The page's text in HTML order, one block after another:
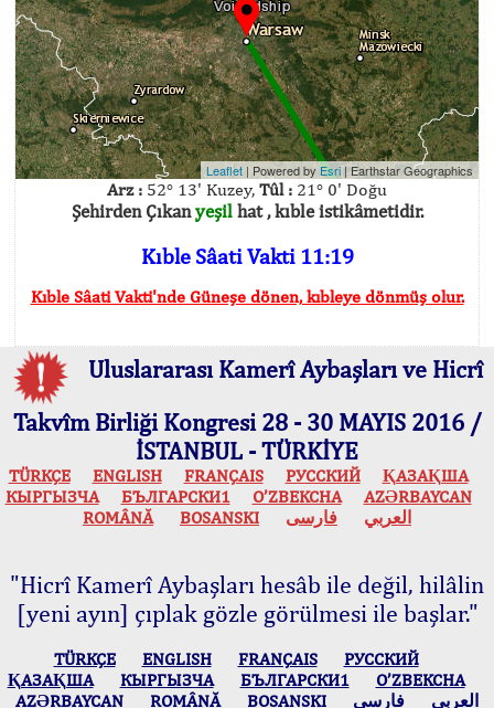
Leaflet | Powered byEsri|Earthstar Geographics
Arz : 52° 13' Kuzey, Tûl : 21° 0' Doğu
Şehirden Çıkanyeşilhat , kıble istikâmetidir.
Kıble Sâati Vakti 11:19
Kıble Sâati Vakti'nde Güneşe dönen, kıbleye dönmüş olur.
Uluslararası Kamerî Aybaşları ve Hicrî
Takvîm Birliği Kongresi 28 - 30 MAYIS 2016 /
İSTANBUL - TÜRKİYE
TÜRKÇE ENGLISH FRANÇAIS РУССКИЙ
ҚАЗАҚША
КЫPГЫЗЧA
БЪЛГАРСКИ1 O’ZBEKCHA
AZӘRBAYCAN
ROMÂNĂ
BOSANSKI العربي فارسی
"Hicrî Kamerî Aybaşları hesâb ile değil, hilâlin
[yeni ayın] çıplak gözle görülmesi ile başlar."
TÜRKÇE ENGLISH FRANÇAIS
РУССКИЙ
ҚАЗАҚША
КЫPГЫЗЧA БЪЛГАРСКИ1
O’ZBEKCHA
AZӘRBAYCAN
ROMÂNĂ BOSANSKI العربي فارسی